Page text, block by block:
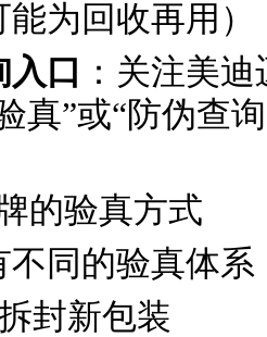
能为回收再用）
口 ：关注美
真”或“防伪查
的验真方式
不同的验真体
封新包装